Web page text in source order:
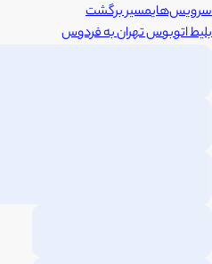
سرویس‌هایمسیر برگشت
بلیط اتوبوستهرانبهفردوس